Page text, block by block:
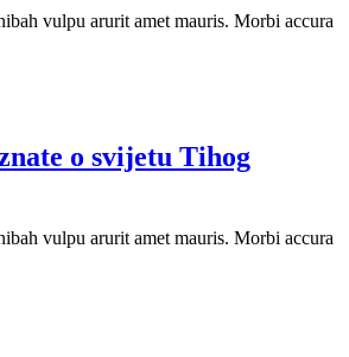
vulpu arurit amet mauris. Morbi accura
o svijetu Tihog
vulpu arurit amet mauris. Morbi accura